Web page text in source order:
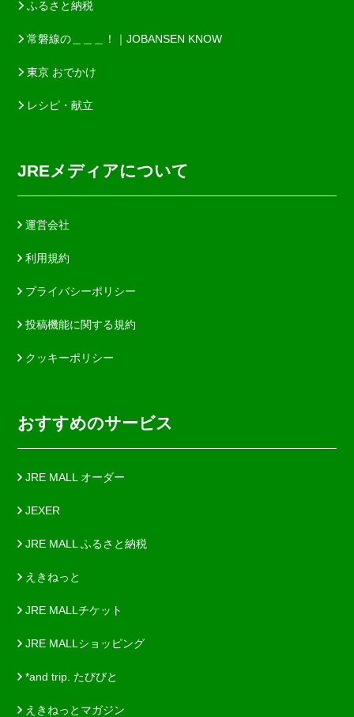
ふるさと納税
常磐線の＿＿＿！｜JOBANSEN KNOW
東京 おでかけ
レシピ・献立
JREメディアについて
運営会社
利用規約
プライバシーポリシー
投稿機能に関する規約
クッキーポリシー
おすすめのサービス
JRE MALL オーダー
JEXER
JRE MALL ふるさと納税
えきねっと
JRE MALLチケット
JRE MALLショッピング
*and trip. たびびと
えきねっとマガジン